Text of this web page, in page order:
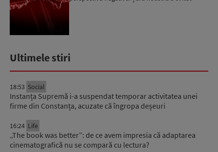
Ultimele stiri
18:53 Social
Instanța Supremă i-a suspendat temporar activitatea unei
firme din Constanța, acuzate că îngropa deșeuri
16:24 Life
„The book was better”: de ce avem impresia că adaptarea
cinematografică nu se compară cu lectura?